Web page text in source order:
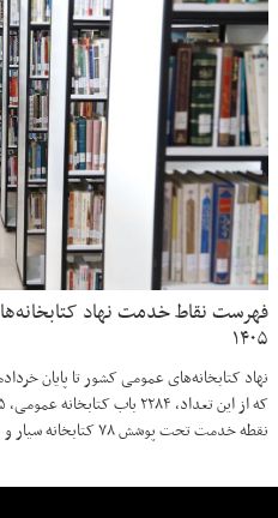
فهرست نقاط خدمت نهاد
۱۴۰۵
نقطه خدمت تحت پوشش ۷۸ کتابخانه سیار و ۲۹۱ باب سالن مطالعه بخش خصوصی است.